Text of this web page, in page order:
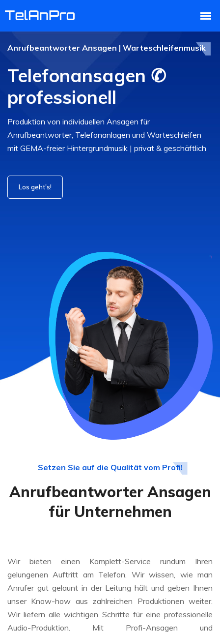
Anrufbeantworter Ansagen | Warteschleifenmusik
Telefonansagen ✆
professionell
Produktion von individuellen Ansagen für
Anrufbeantworter, Telefonanlagen und Warteschleifen
mit GEMA-freier Hintergrundmusik | privat & geschäftlich
Los geht's!
Setzen Sie auf die Qualität vom Profi!
Anrufbeantworter Ansagen
für Unternehmen
Wir bieten einen Komplett-Service rundum Ihren
gelungenen Auftritt am Telefon. Wir wissen, wie man
Anrufer gut gelaunt in der Leitung hält und geben Ihnen
unser Know-how aus zahlreichen Produktionen weiter.
Wir liefern alle wichtigen Schritte für eine professionelle
Audio-Produktion. Mit Profi-Ansagen und